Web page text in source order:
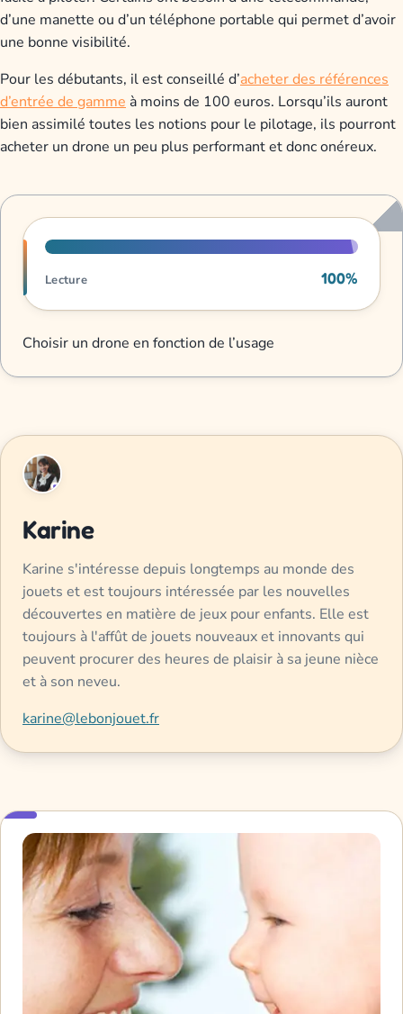
d’une manette ou d’un téléphone portable qui permet d’avoir
une bonne visibilité.
Pour les débutants, il est conseillé d’acheter des références
d’entrée de gamme à moins de 100 euros. Lorsqu’ils auront
bien assimilé toutes les notions pour le pilotage, ils pourront
acheter un drone un peu plus performant et donc onéreux.
Progression de lecture
Lecture 100%
Choisir un drone en fonction de l’usage
Karine
Karine s'intéresse depuis longtemps au monde des
jouets et est toujours intéressée par les nouvelles
découvertes en matière de jeux pour enfants. Elle est
toujours à l'affût de jouets nouveaux et innovants qui
peuvent procurer des heures de plaisir à sa jeune nièce
et à son neveu.
karine@lebonjouet.fr